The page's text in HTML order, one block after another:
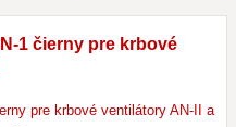
1 čierny pre krbové